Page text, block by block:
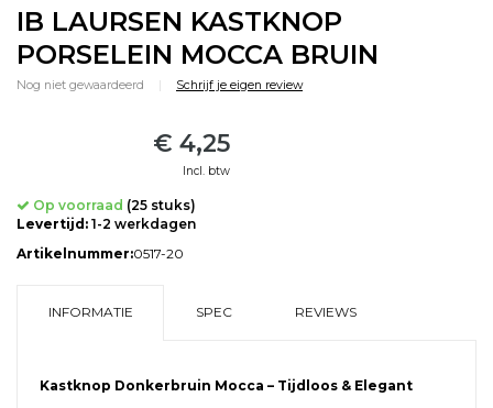
IB LAURSEN KASTKNOP
PORSELEIN MOCCA BRUIN
Nog niet gewaardeerd Schrijf je eigen review
€ 4,25
Incl. btw
Op voorraad (25 stuks)
Levertijd: 1-2 werkdagen
Artikelnummer:0517-20
INFORMATIE SPEC REVIEWS
Kastknop Donkerbruin Mocca – Tijdloos & Elegant